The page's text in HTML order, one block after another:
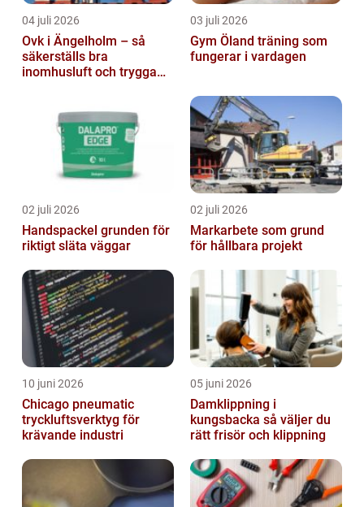
04 juli 2026
Ovk i Ängelholm – så
säkerställs bra
inomhusluft och trygga
03 juli 2026
Gym Öland träning som
fungerar i vardagen
02 juli 2026
Handspackel grunden för
riktigt släta väggar
02 juli 2026
Markarbete som grund
för hållbara projekt
10 juni 2026
Chicago pneumatic
tryckluftsverktyg för
krävande industri
05 juni 2026
Damklippning i
kungsbacka så väljer du
rätt frisör och klippning